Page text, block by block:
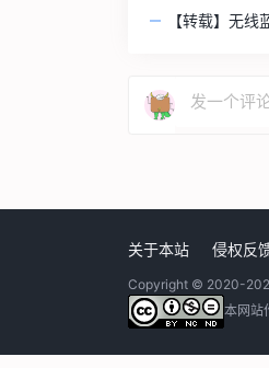
【转载】无
关于本站 侵权反
Copyright © 2020-
本网站